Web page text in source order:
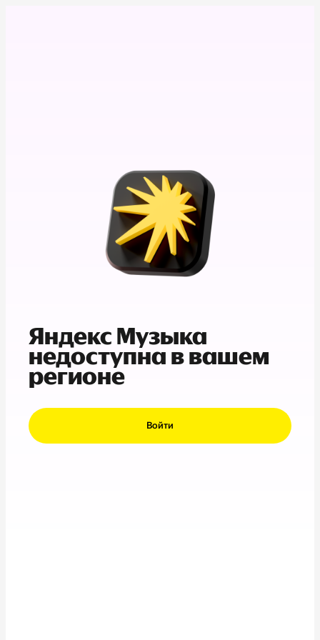
Яндекс Музыка
недоступна в вашем
регионе
Войти